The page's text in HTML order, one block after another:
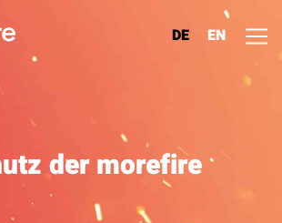
DE EN
der morefire